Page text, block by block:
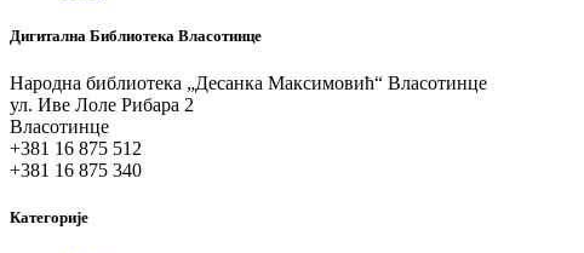
Дигитална Библиотека Власотинце
Народна библиотека „Десанка Максимовић“ Власотинце
ул. Иве Лоле Рибара 2
Власотинце
+381 16 875 512
+381 16 875 340
Категорије